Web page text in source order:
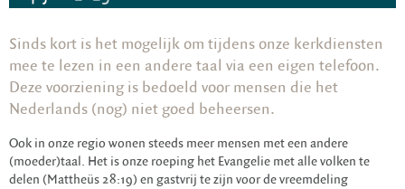
Sinds kort is het mogelijk om tijdens onze kerkdiensten
mee te lezen in een andere taal via een eigen telefoon.
Deze voorziening is bedoeld voor mensen die het
Nederlands (nog) niet goed beheersen.
Ook in onze regio wonen steeds meer mensen met een andere
(moeder)taal. Het is onze roeping het Evangelie met alle volken te
delen (Mattheüs 28:19) en gastvrij te zijn voor de vreemdeling